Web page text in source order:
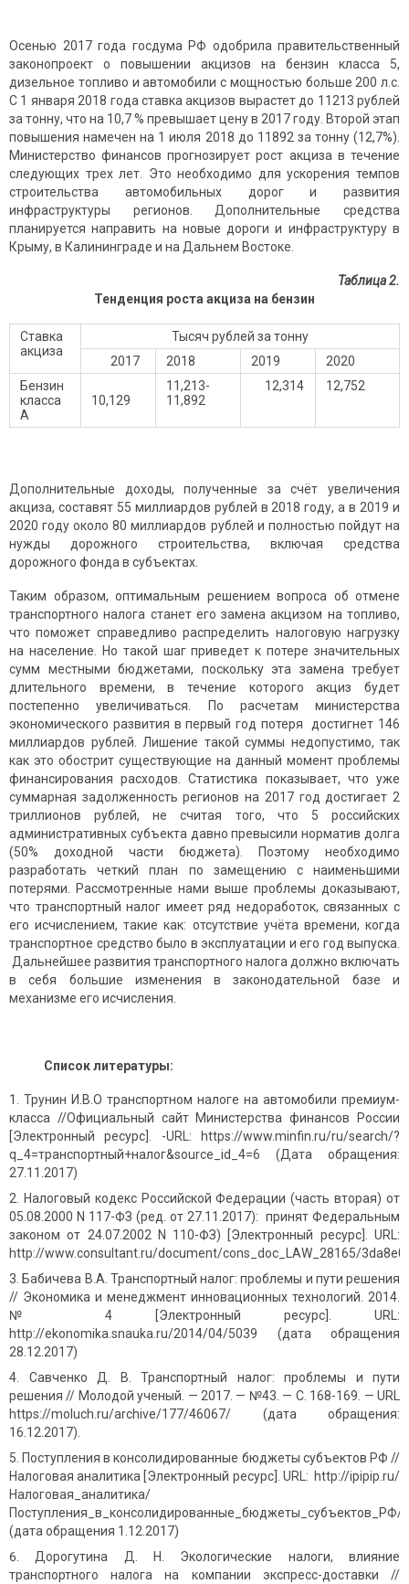
Осенью 2017 года госдума РФ одобрила правительственный
законопроект о повышении акцизов на бензин класса 5,
дизельное топливо и автомобили с мощностью больше 200 л.с.
С 1 января 2018 года ставка акцизов вырастет до 11213 рублей
за тонну, что на 10,7 % превышает цену в 2017 году. Второй этап
повышения намечен на 1 июля 2018 до 11892 за тонну (12,7%).
Министерство финансов прогнозирует рост акциза в течение
следующих трех лет. Это необходимо для ускорения темпов
строительства автомобильных дорог и развития
инфраструктуры регионов. Дополнительные средства
планируется направить на новые дороги и инфраструктуру в
Крыму, в Калининграде и на Дальнем Востоке.
Таблица 2.
Тенденция роста акциза на бензин
Ставка
акциза
Тысяч рублей за тонну
2017
2018 2019
2020
Бензин
класса
А
10,129
11,213-
11,892
12,314 12,752
Дополнительные доходы, полученные за счёт увеличения
акциза, составят 55 миллиардов рублей в 2018 году, а в 2019 и
2020 году около 80 миллиардов рублей и полностью пойдут на
нужды дорожного строительства, включая средства
дорожного фонда в субъектах.
Таким образом, оптимальным решением вопроса об отмене
транспортного налога станет его замена акцизом на топливо,
что поможет справедливо распределить налоговую нагрузку
на население. Но такой шаг приведет к потере значительных
сумм местными бюджетами, поскольку эта замена требует
длительного времени, в течение которого акциз будет
постепенно увеличиваться. По расчетам министерства
экономического развития в первый год потеря достигнет 146
миллиардов рублей. Лишение такой суммы недопустимо, так
как это обострит существующие на данный момент проблемы
финансирования расходов. Статистика показывает, что уже
суммарная задолженность регионов на 2017 год достигает 2
триллионов рублей, не считая того, что 5 российских
административных субъекта давно превысили норматив долга
(50% доходной части бюджета). Поэтому необходимо
разработать четкий план по замещению с наименьшими
потерями. Рассмотренные нами выше проблемы доказывают,
что транспортный налог имеет ряд недоработок, связанных с
его исчислением, такие как: отсутствие учёта времени, когда
транспортное средство было в эксплуатации и его год выпуска.
Дальнейшее развития транспортного налога должно включать
в себя большие изменения в законодательной базе и
механизме его исчисления.
Список литературы:
Трунин И.В.О транспортном налоге на автомобили премиум-
класса //Официальный сайт Министерства финансов России
[Электронный ресурс]. -URL: https://www.minfin.ru/ru/search/?
q_4=транспортный+налог&source_id_4=6 (Дата обращения:
27.11.2017)
Налоговый кодекс Российской Федерации (часть вторая) от
05.08.2000 N 117-ФЗ (ред. от 27.11.2017): принят Федеральным
законом от 24.07.2002 N 110-ФЗ) [Электронный ресурс]. URL:
http://www.consultant.ru/document/cons_doc_LAW_28165/
Бабичева В.А. Транспортный налог: проблемы и пути решения
// Экономика и менеджмент инновационных технологий. 2014.
№ 4 [Электронный ресурс]. URL:
http://ekonomika.snauka.ru/2014/04/5039 (дата обращения
28.12.2017)
Савченко Д. В. Транспортный налог: проблемы и пути
решения // Молодой ученый. — 2017. — №43. — С. 168-169. — URL
https://moluch.ru/archive/177/46067/ (дата обращения:
16.12.2017).
Поступления в консолидированные бюджеты субъектов РФ //
Налоговая аналитика [Электронный ресурс]. URL: http://ipipip.ru/
Налоговая_аналитика/
Поступления_в_консолидированные_бюджеты_субъектов_РФ/
(дата обращения 1.12.2017)
Дорогутина Д. Н. Экологические налоги, влияние
транспортного налога на компании экспресс-доставки //